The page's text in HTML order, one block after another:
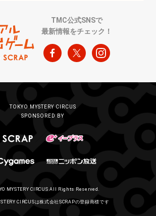
TMC公式SNSで
最新情報をチェック！
TOKYO MYSTERY CIRCUS
SPONSORED BY
MYSTERY CIRCUS All Rights Reserved.
CIRCUSは株式会社SCRAPの登録商標です